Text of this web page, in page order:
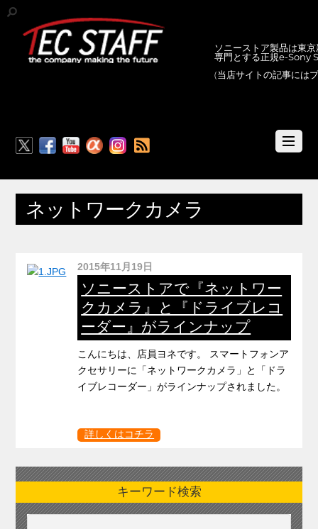
ソニーストア製品は東
専門とする正規e-Sony
(当店サイトの記事には
ネットワークカメラ
2015年11月19日
ソニーストアで『ネットワー
クカメラ』と『ドライブレコ
ーダー』がラインナップ
こんにちは、店員ヨネです。 スマートフォンア
クセサリーに「ネットワークカメラ」と「ドラ
イブレコーダー」がラインナップされました。
詳しくはコチラ
キーワード検索